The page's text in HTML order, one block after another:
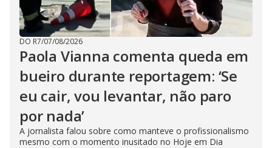
DO R7/07/08/2026
Paola Vianna comenta queda em
bueiro durante reportagem: ‘Se
eu cair, vou levantar, não paro
por nada’
A jornalista falou sobre como manteve o profissionalismo
mesmo com o momento inusitado no Hoje em Dia